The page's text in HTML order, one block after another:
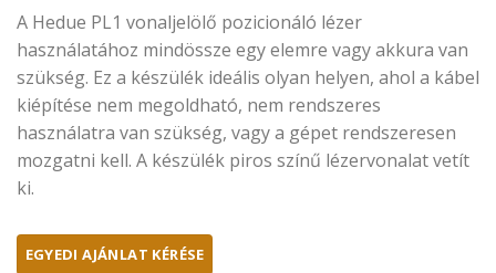
A Hedue PL1 vonaljelölő pozicionáló lézer
használatához mindössze egy elemre vagy akkura van
szükség. Ez a készülék ideális olyan helyen, ahol a kábel
kiépítése nem megoldható, nem rendszeres
használatra van szükség, vagy a gépet rendszeresen
mozgatni kell. A készülék piros színű lézervonalat vetít
ki.